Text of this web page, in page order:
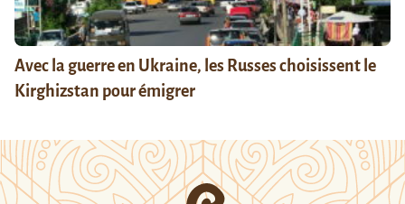
Avec la guerre en Ukraine, les Russes choisissent le
Kirghizstan pour émigrer